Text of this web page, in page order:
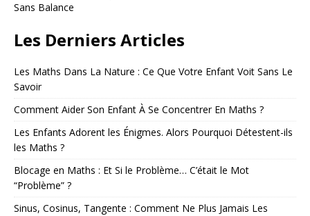
Sans Balance
Les Derniers Articles
Les Maths Dans La Nature : Ce Que Votre Enfant Voit Sans Le
Savoir
Comment Aider Son Enfant À Se Concentrer En Maths ?
Les Enfants Adorent les Énigmes. Alors Pourquoi Détestent-ils
les Maths ?
Blocage en Maths : Et Si le Problème… C’était le Mot
“Problème” ?
Sinus, Cosinus, Tangente : Comment Ne Plus Jamais Les